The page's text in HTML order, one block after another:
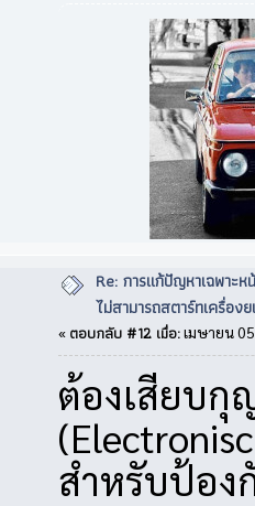
Re: การแก้ปัญหาเฉพาะ
ไม่สามารถสตาร์ทเครื่อง
« ตอบกลับ #12 เมื่อ:เมษายน
ต้องเสียบกุ
สำหรับป้อง